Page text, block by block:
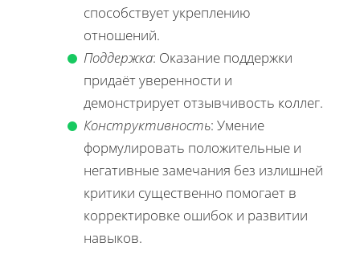
способствует укреплению
отношений.
Поддержка: Оказание поддержки
придаёт уверенности и
демонстрирует отзывчивость коллег.
Конструктивность: Умение
формулировать положительные и
негативные замечания без излишней
критики существенно помогает в
корректировке ошибок и развитии
навыков.